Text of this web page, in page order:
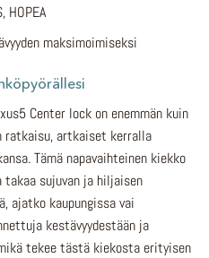
HOPEA
maksimoimiseksi
Center lock on enemmän kuin
ratkaisu, artkaiset kerralla
Tämä napavaihteinen kiekko
sujuvan ja hiljaisen
ajatko kaupungissa vai
kestävyydestään ja
tekee tästä kiekosta erityisen